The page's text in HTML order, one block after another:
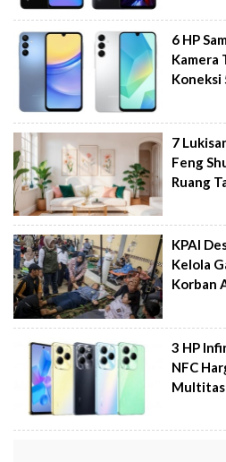
6 HP
Kamera
Koneksi
7
Feng
Ruang
KPAI
Kelola
Korban
3 HP
NFC